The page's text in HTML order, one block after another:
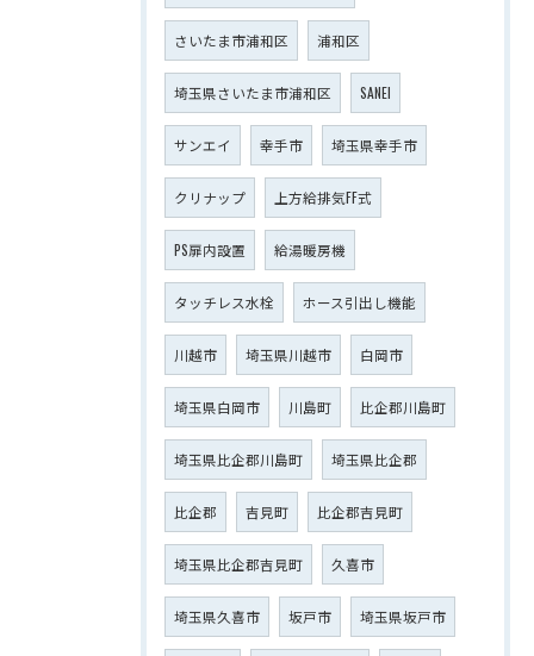
さいたま市浦和区 浦和区
埼玉県さいたま市浦和区 SANEI
サンエイ 幸手市 埼玉県幸手市
クリナップ 上方給排気FF式
PS扉内設置 給湯暖房機
タッチレス水栓 ホース引出し機能
川越市 埼玉県川越市 白岡市
埼玉県白岡市 川島町 比企郡川島町
埼玉県比企郡川島町 埼玉県比企郡
比企郡 吉見町 比企郡吉見町
埼玉県比企郡吉見町 久喜市
埼玉県久喜市 坂戸市 埼玉県坂戸市